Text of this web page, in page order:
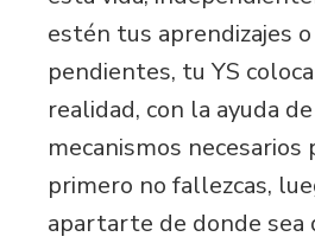
estén tus aprendizajes
pendientes, tu YS
realidad, con la ayuda
mecanismos necesarios
primero no fallezcas,
apartarte de donde sea